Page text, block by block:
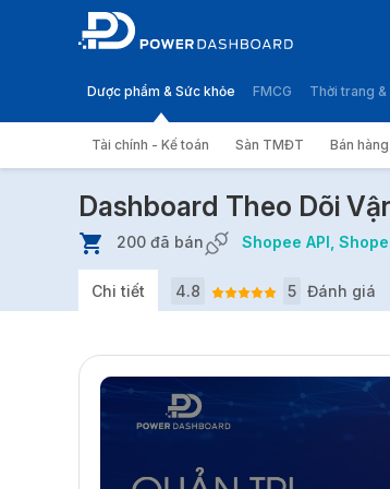
Dược phẩm & Sức khỏe
Tài chính - Kế toán Sàn TMĐT Bán hàng
FMCG Thời trang &
Trang chủ Sàn TMĐT Dashboard
Dashboard Theo Dõi
200 đã bán Shopee API,
Chi tiết 4.8 5 Đánh giá